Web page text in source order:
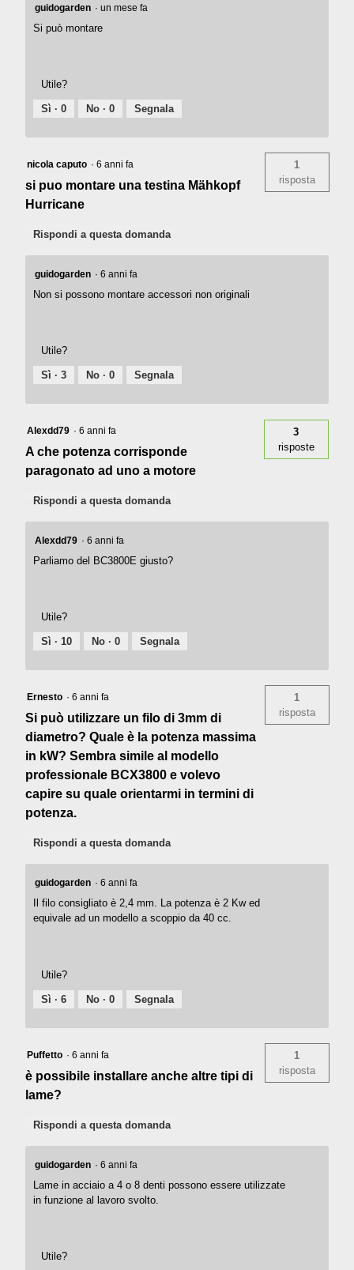
guidogarden · un mese fa
Si può montare
Utile?
Sì ·0 No ·0 Segnala
nicola caputo · 6 anni fa
si puo montare una testina Mähkopf
Hurricane
1
risposta
Rispondi a questa domanda
guidogarden · 6 anni fa
Non si possono montare accessori non originali
Utile?
Sì ·3 No ·0 Segnala
Alexdd79 · 6 anni fa
A che potenza corrisponde
paragonato ad uno a motore
3
risposte
Rispondi a questa domanda
Alexdd79 · 6 anni fa
Parliamo del BC3800E giusto?
Utile?
Sì ·10 No ·0 Segnala
Ernesto · 6 anni fa
Si può utilizzare un filo di 3mm di
diametro? Quale è la potenza massima
in kW? Sembra simile al modello
professionale BCX3800 e volevo
capire su quale orientarmi in termini di
potenza.
1
risposta
Rispondi a questa domanda
guidogarden · 6 anni fa
Il filo consigliato è 2,4 mm. La potenza è 2 Kw ed
equivale ad un modello a scoppio da 40 cc.
Utile?
Sì ·6 No ·0 Segnala
Puffetto · 6 anni fa
è possibile installare anche altre tipi di
lame?
1
risposta
Rispondi a questa domanda
guidogarden · 6 anni fa
Lame in acciaio a 4 o 8 denti possono essere utilizzate
in funzione al lavoro svolto.
Utile?